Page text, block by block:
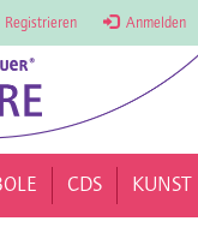
Registrieren Anmelden
CDS KUNST